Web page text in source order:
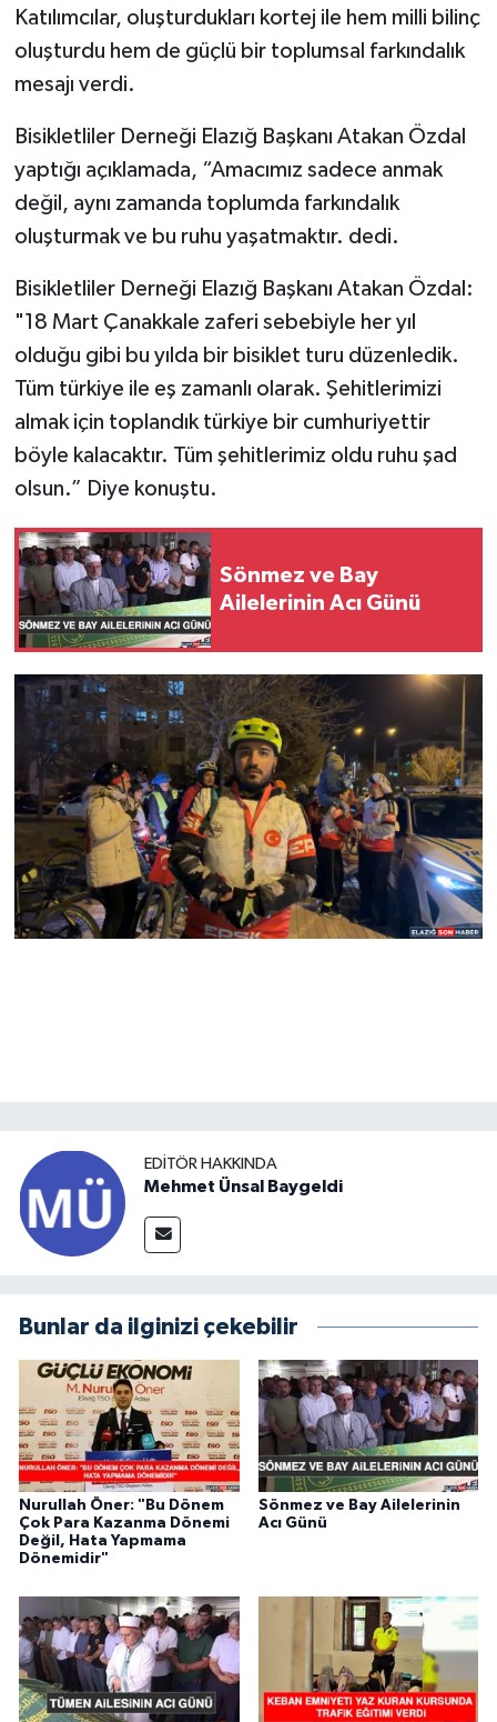
Katılımcılar, oluşturdukları kortej ile hem milli bilinç
oluşturdu hem de güçlü bir toplumsal farkındalık
mesajı verdi.
Bisikletliler Derneği Elazığ Başkanı Atakan Özdal
yaptığı açıklamada, “Amacımız sadece anmak
değil, aynı zamanda toplumda farkındalık
oluşturmak ve bu ruhu yaşatmaktır. dedi.
Bisikletliler Derneği Elazığ Başkanı Atakan Özdal:
"18 Mart Çanakkale zaferi sebebiyle her yıl
olduğu gibi bu yılda bir bisiklet turu düzenledik.
Tüm türkiye ile eş zamanlı olarak. Şehitlerimizi
almak için toplandık türkiye bir cumhuriyettir
böyle kalacaktır. Tüm şehitlerimiz oldu ruhu şad
olsun.” Diye konuştu.
Sönmez ve Bay
Ailelerinin Acı Günü
EDITÖR HAKKINDA
Mehmet Ünsal Baygeldi
Bunlar da ilginizi çekebilir
Nurullah Öner: "Bu Dönem
Çok Para Kazanma Dönemi
Değil, Hata Yapmama
Dönemidir"
Sönmez ve Bay Ailelerinin
Acı Günü